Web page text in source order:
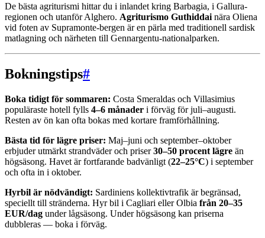
De bästa agriturismi hittar du i inlandet kring Barbagia, i Gallura-
regionen och utanför Alghero. Agriturismo Guthiddai nära Oliena
vid foten av Supramonte-bergen är en pärla med traditionell sardisk
matlagning och närheten till Gennargentu-nationalparken.
Bokningstips#
Boka tidigt för sommaren: Costa Smeraldas och Villasimius
populäraste hotell fylls 4–6 månader i förväg för juli–augusti.
Resten av ön kan ofta bokas med kortare framförhållning.
Bästa tid för lägre priser: Maj–juni och september–oktober
erbjuder utmärkt strandväder och priser30–50 procent lägre än
högsäsong. Havet är fortfarande badvänligt (22–25°C) i september
och ofta in i oktober.
Hyrbil är nödvändigt: Sardiniens kollektivtrafik är begränsad,
speciellt till stränderna. Hyr bil i Cagliari eller Olbia från 20–35
EUR/dag under lågsäsong. Under högsäsong kan priserna
dubbleras — boka i förväg.